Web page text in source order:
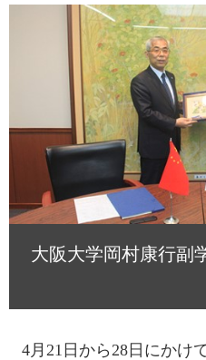
大阪大学岡村康行副
4 月 21 日 から 28日にかけ